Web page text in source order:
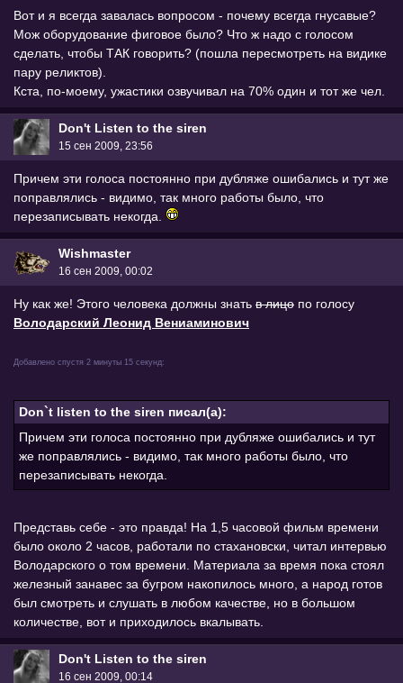
Вот и я всегда завалась вопросом - почему всегда гнусавые?
Мож оборудование фиговое было? Что ж надо с голосом
сделать, чтобы ТАК говорить? (пошла пересмотреть на видике
пару реликтов).
Кста, по-моему, ужастики озвучивал на 70% один и тот же чел.
Don't Listen to the siren
15 сен 2009, 23:56
Причем эти голоса постоянно при дубляже ошибались и тут же
поправлялись - видимо, так много работы было, что
перезаписывать некогда.
Wishmaster
16 сен 2009, 00:02
Ну как же! Этого человека должны знать в лицо по голосу
Володарский Леонид Вениаминович
Добавлено спустя 2 минуты 15 секунд:
Don`t listen to the siren писал(а):
Причем эти голоса постоянно при дубляже ошибались и тут
же поправлялись - видимо, так много работы было, что
перезаписывать некогда.
Представь себе - это правда! На 1,5 часовой фильм времени
было около 2 часов, работали по стахановски, читал интервью
Володарского о том времени. Материала за время пока стоял
железный занавес за бугром накопилось много, а народ готов
был смотреть и слушать в любом качестве, но в большом
количестве, вот и приходилось вкалывать.
Don't Listen to the siren
16 сен 2009, 00:14